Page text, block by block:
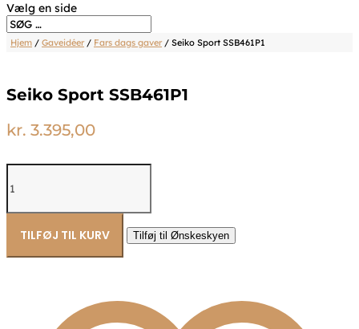
Vælg en side
Hjem / Gaveidéer/ Fars dags gaver/ Seiko Sport SSB461P1
Seiko Sport SSB461P1
kr. 3.395,00
Sport
antal
TILFØJ TIL KURV Tilføj til Ønskeskyen